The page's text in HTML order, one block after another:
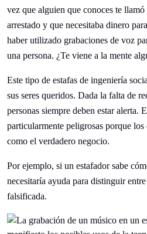
vez que alguien que conoces te
arrestado y que necesitaba dinero
haber utilizado grabaciones de voz
una persona. ¿Te viene a la mente
Este tipo de estafas de ingeniería
sus seres queridos. Dada la falta de
personas siempre deben estar alerta.
particularmente peligrosas porque los
como el verdadero negocio.
Por ejemplo, si un estafador sabe
necesitaría ayuda para distinguir
falsificada.